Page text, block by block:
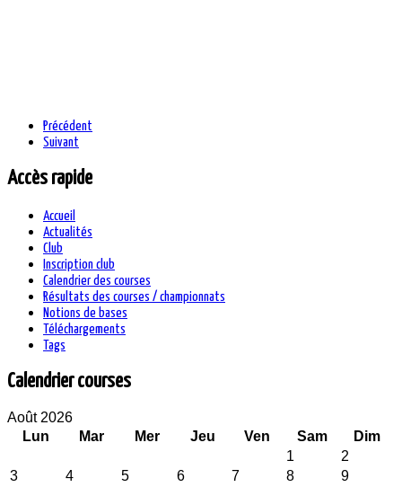
Précédent
Suivant
Accès rapide
Accueil
Actualités
Club
Inscription club
Calendrier des courses
Résultats des courses / championnats
Notions de bases
Téléchargements
Tags
Calendrier courses
Août 2026
Lun
Mar Mer Jeu Ven Sam
Dim
1
2
3
4 5 6 7 8
9